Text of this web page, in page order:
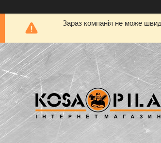
Зараз компанія не може